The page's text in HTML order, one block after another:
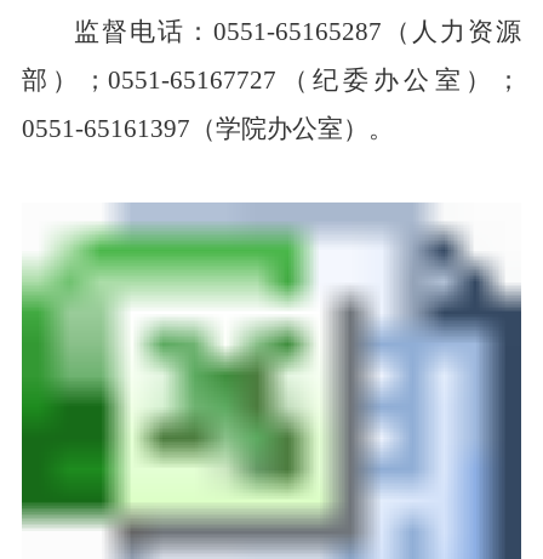
监督电话：0551-65165287（ 人力资源
部 ）；0551-65167727（纪委办公室）；
0551-65161397（学院办公室） 。